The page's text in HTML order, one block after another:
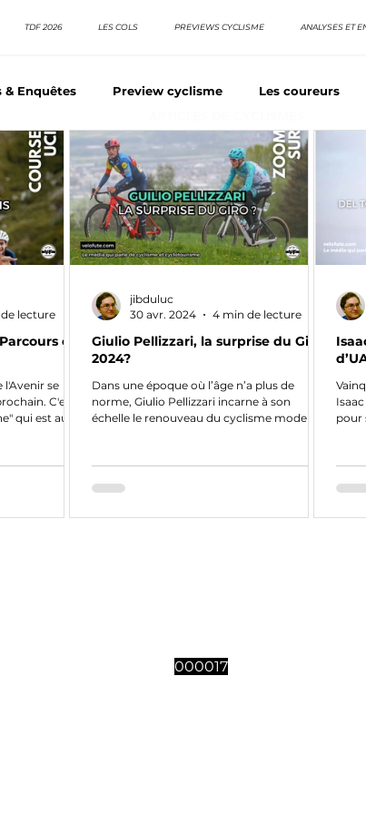
TDF 2026 LES COLS PREVIEWS CYCLISME ANALYSES ET
& Enquêtes Preview cyclisme Les coureurs
Nos séries - Top 10 21e siècle Nos séries - Coureurs
Top 10 rouleurs Giro d'Italia TDF La vuelta
et
l'Avenir se
C'est
qui est au
lecture
Giulio Pellizzari, la surprise du Giro
2024?
Dans une époque où l’âge n’a plus de
norme, Giulio Pellizzari incarne à son
échelle le renouveau du cyclisme moderne,
jibduluc
30 avr. 2024
4 min de lecture
pour
000017